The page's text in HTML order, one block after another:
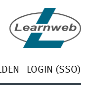
LOGIN (SSO)